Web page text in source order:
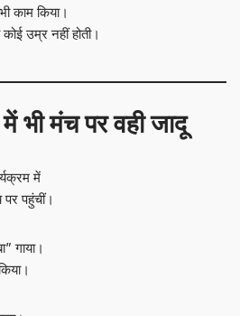
काम किया।
उम्र नहीं होती।
भी मंच पर वही जादू
में
पहुंचीं।
गाया।